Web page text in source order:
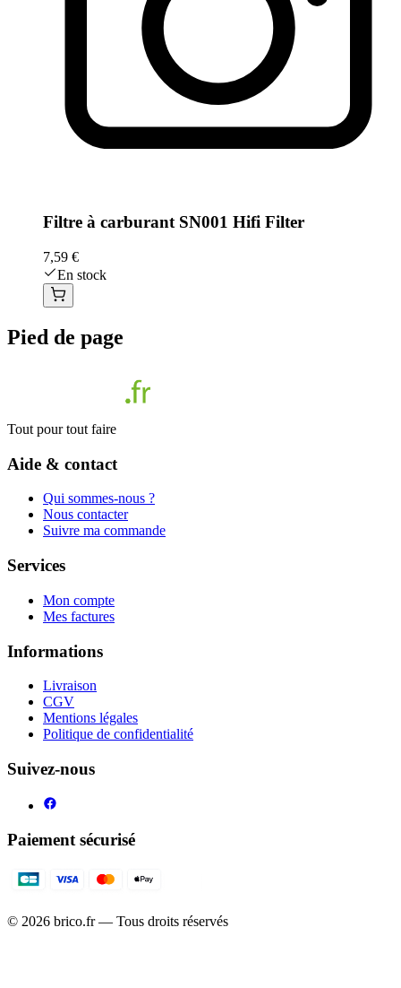
Filtre à carburant SN001 Hifi Filter
7,59 €
En stock
Pied de page
Tout pour tout faire
Aide & contact
Qui sommes-nous ?
Nous contacter
Suivre ma commande
Services
Mon compte
Mes factures
Informations
Livraison
CGV
Mentions légales
Politique de confidentialité
Suivez-nous
Paiement sécurisé
© 2026 brico.fr — Tous droits réservés